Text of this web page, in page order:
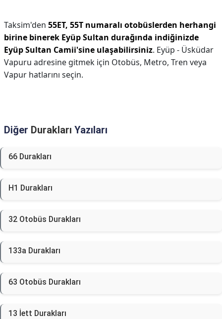
Taksim'den 55ET, 55T numaralı otobüslerden herhangi
birine binerek Eyüp Sultan durağında indiğinizde
Eyüp Sultan Camii'sine ulaşabilirsiniz. Eyüp - Üsküdar
Vapuru adresine gitmek için Otobüs, Metro, Tren veya
Vapur hatlarını seçin.
Diğer Durakları Yazıları
66 Durakları
H1 Durakları
32 Otobüs Durakları
133a Durakları
63 Otobüs Durakları
13 İett Durakları